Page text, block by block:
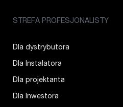
STREFA PROFESJONALISTY
Dla dystrybutora
Dla Instalatora
Dla projektanta
Dla Inwestora